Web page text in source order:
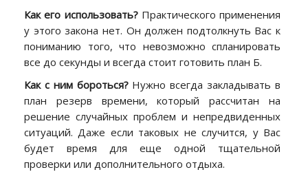
Как его использовать?Практического применения
у этого закона нет. Он должен подтолкнуть Вас к
пониманию того, что невозможно спланировать
все до секунды и всегда стоит готовить план Б.
Как с ним бороться?Нужно всегда закладывать в
план резерв времени, который рассчитан на
решение случайных проблем и непредвиденных
ситуаций. Даже если таковых не случится, у Вас
будет время для еще одной тщательной
проверки или дополнительного отдыха.